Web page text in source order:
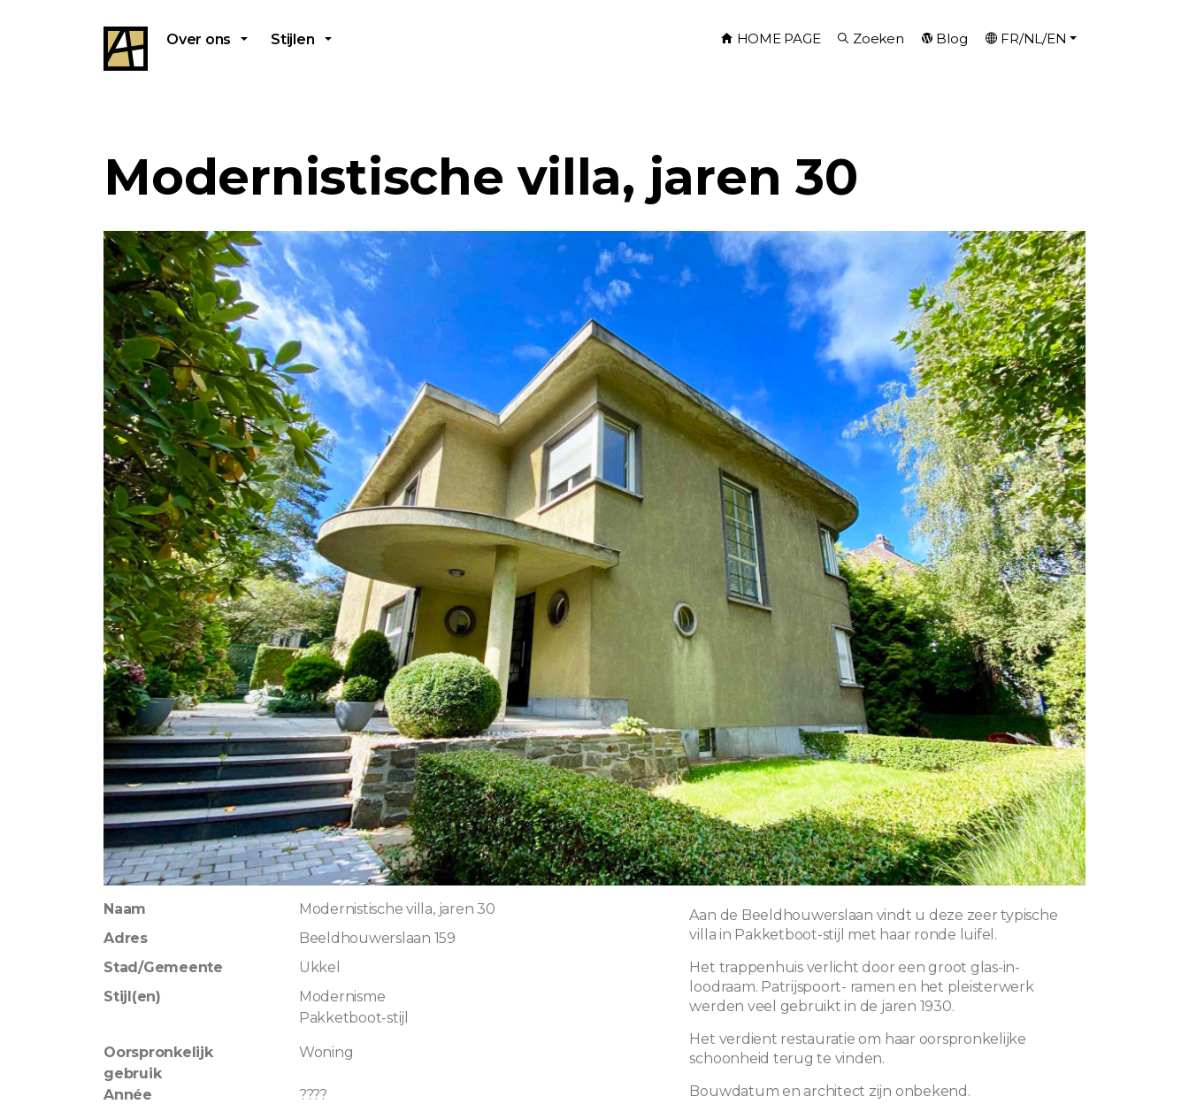
Over ons Stijlen HOME PAGE Zoeken Blog FR/NL/EN
Modernistische villa, jaren 30
Naam
Modernistische villa, jaren 30
Adres
Beeldhouwerslaan 159
Stad/Gemeente
Ukkel
Stijl(en)
Modernisme
Pakketboot-stijl
Oorspronkelijk
gebruik
Woning
Année
????
Aan de Beeldhouwerslaan vindt u deze zeer typische
villa in Pakketboot-stijl met haar ronde luifel.
Het trappenhuis verlicht door een groot glas-in-
loodraam. Patrijspoort- ramen en het pleisterwerk
werden veel gebruikt in de jaren 1930.
Het verdient restauratie om haar oorspronkelijke
schoonheid terug te vinden.
Bouwdatum en architect zijn onbekend.